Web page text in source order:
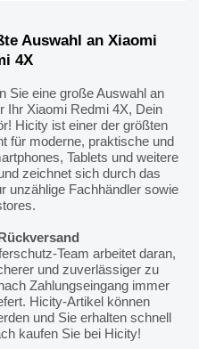
Auswahl an Xiaomi
4X
Sie eine große Auswahl an
Ihr Xiaomi Redmi 4X, Dein
Hicity ist einer der größten
für moderne, praktische und
Tablets und weitere
zeichnet sich durch das
unzählige Fachhändler sowie
Team arbeitet daran,
und zuverlässiger zu
Zahlungseingang immer
Hicity-Artikel können
und Sie erhalten schnell
kaufen Sie bei Hicity!